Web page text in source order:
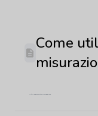
Come
Ultimo aggiornamento: 22 maggio 2026